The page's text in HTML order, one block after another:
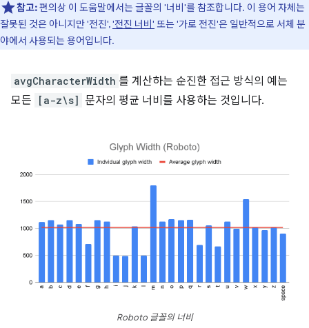
참고:편의상 이 도움말에서는 글꼴의 '너비'를 참조합니다. 이 용어 자체는
잘못된 것은 아니지만 '전진','전진 너비' 또는 '가로 전진'은 일반적으로 서체 분
야에서 사용되는 용어입니다.
avgCharacterWidth 를 계산하는 순진한 접근 방식의 예는
모든
[a-z\s] 문자의 평균 너비를 사용하는 것입니다.
Roboto 글꼴의 너비